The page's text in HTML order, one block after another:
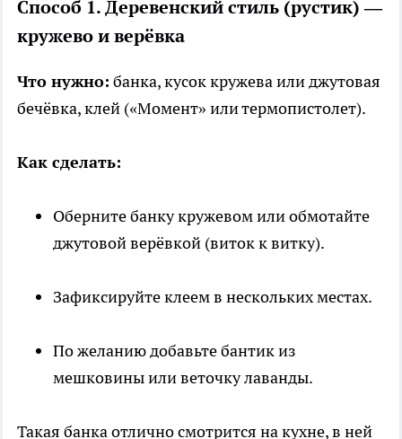
Способ 1. Деревенский стиль (рустик) —
кружево и верёвка
Что нужно: банка, кусок кружева или джутовая
бечёвка, клей («Момент» или термопистолет).
Как сделать:
Оберните банку кружевом или обмотайте
джутовой верёвкой (виток к витку).
Зафиксируйте клеем в нескольких местах.
По желанию добавьте бантик из
мешковины или веточку лаванды.
Такая банка отлично смотрится на кухне, в ней